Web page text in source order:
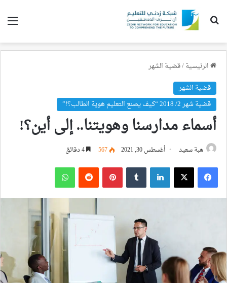
بحث عن
الرئيسية/قضية الشهر
قضية الشهر
قضية شهر 2/ 2018 “كيف يصنع التعليم هوية الطالب؟!”
أسماء مدارسنا وهويتنا.. إلى أين؟!
هبة سعيد أغسطس 30, 2021 567
فيسبوك ‫X لينكدإن بينتيريست واتساب